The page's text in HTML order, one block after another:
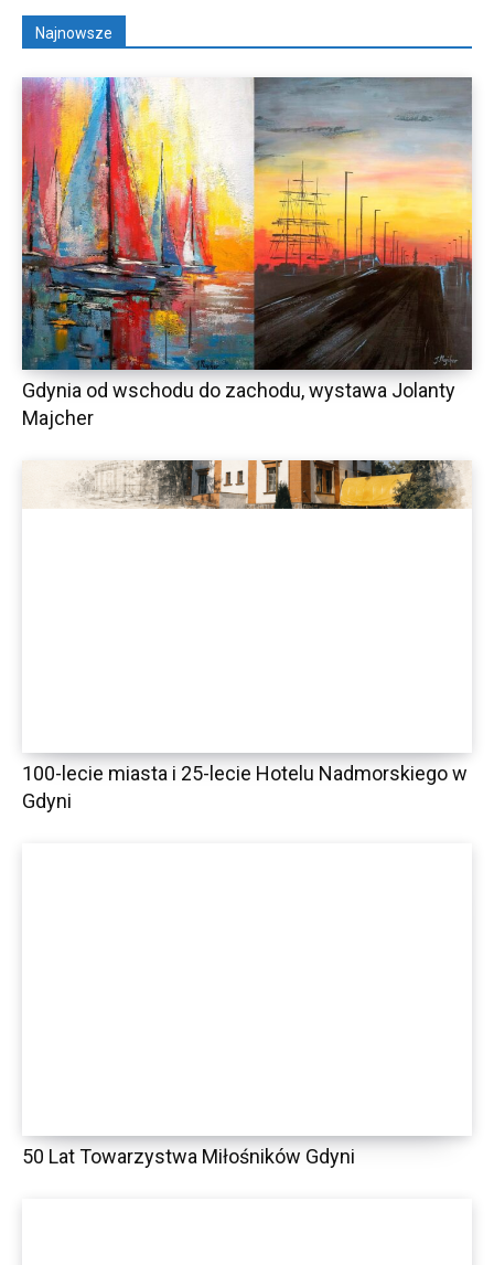
Najnowsze
Gdynia od wschodu do zachodu, wystawa Jolanty
Majcher
100-lecie miasta i 25-lecie Hotelu Nadmorskiego w
Gdyni
50 Lat Towarzystwa Miłośników Gdyni